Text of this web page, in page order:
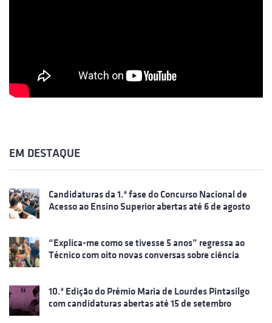
EM DESTAQUE
Candidaturas da 1.ª fase do Concurso Nacional de
Acesso ao Ensino Superior abertas até 6 de agosto
“Explica-me como se tivesse 5 anos” regressa ao
Técnico com oito novas conversas sobre ciência
10.ª Edição do Prémio Maria de Lourdes Pintasilgo
com candidaturas abertas até 15 de setembro